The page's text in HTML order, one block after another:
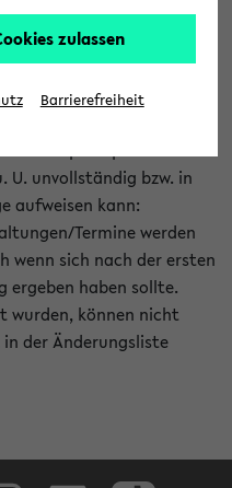
Semester.
kann nur
von den Lehrenden
und diese Änderungen
U. unvollständig bzw. in
aufweisen kann:
Termine werden
wenn sich nach der ersten
ergeben haben sollte.
wurden, können nicht
der Änderungsliste
zulassen
Barrierefreiheit